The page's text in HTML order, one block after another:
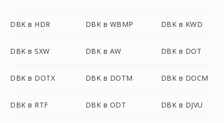
DBK в HDR DBK в WBMP DBK в KWD
DBK в SXW DBK в AW DBK в DOT
DBK в DOTX DBK в DOTM DBK в DOCM
DBK в RTF DBK в ODT DBK в DJVU